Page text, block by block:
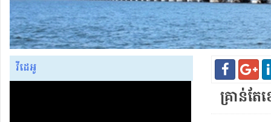
វីដេអូ
គ្រាន់ត